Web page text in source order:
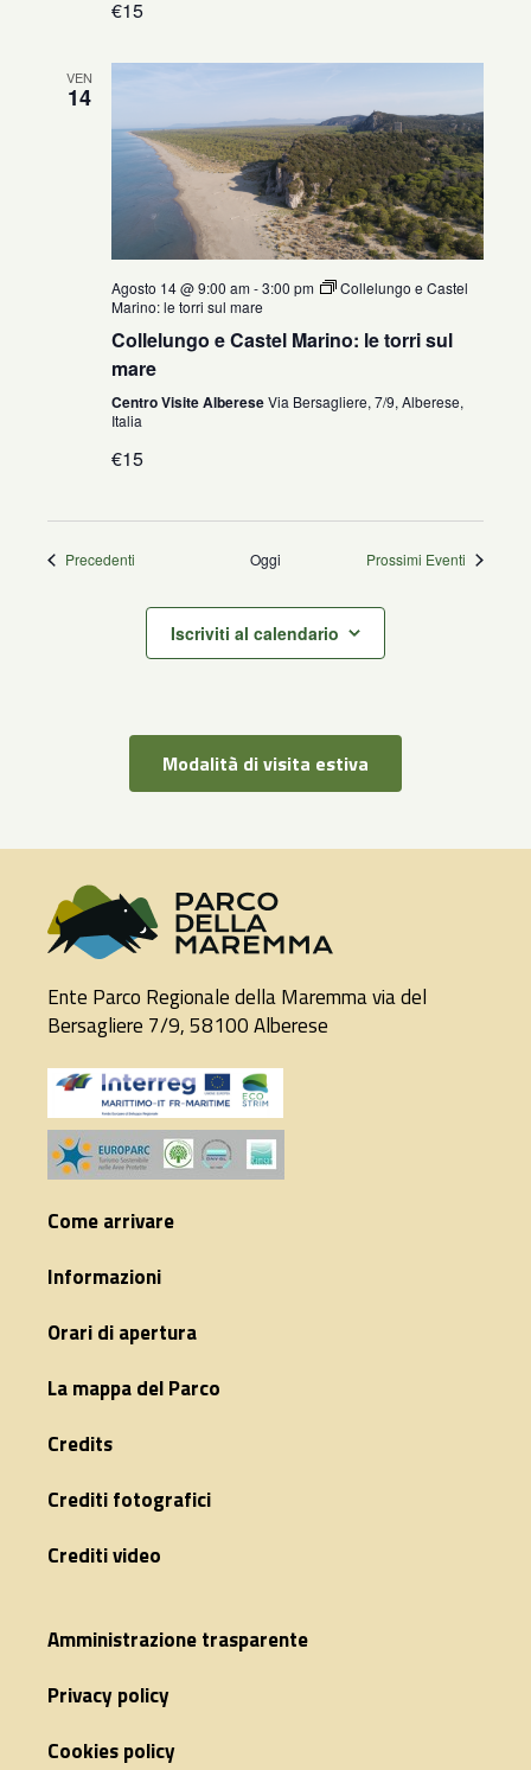
€15
VEN
14
Agosto 14 @ 9:00 am-3:00 pm
Collelungo e Castel
Marino: le torri sul mare
Collelungo e Castel Marino: le torri sul
mare
Centro Visite AlbereseVia Bersagliere, 7/9, Alberese,
Italia
€15
Eventi
Precedenti Oggi Prossimi Eventi
Iscriviti al calendario
Modalità di visita estiva
Ente Parco Regionale della Maremma via del
Bersagliere 7/9, 58100 Alberese
Come arrivare
Informazioni
Orari di apertura
La mappa del Parco
Credits
Crediti fotografici
Crediti video
Amministrazione trasparente
Privacy policy
Cookies policy